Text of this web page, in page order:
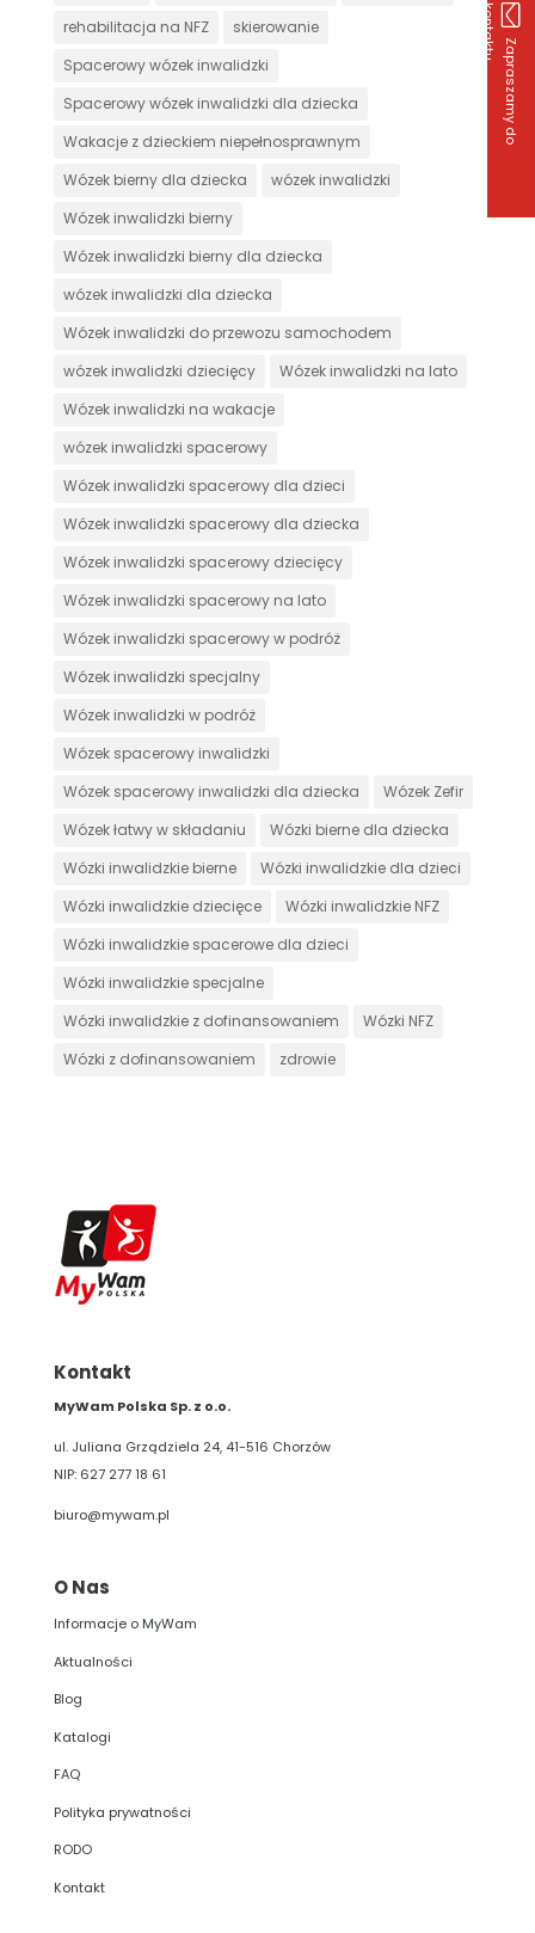
Z
a
p
r
a
s
z
a
m
y
d
o
k
o
n
t
a
k
t
u
rehabilitacja na NFZ
skierowanie
Spacerowy wózek inwalidzki
Spacerowy wózek inwalidzki dla dziecka
Wakacje z dzieckiem niepełnosprawnym
Wózek bierny dla dziecka
wózek inwalidzki
Wózek inwalidzki bierny
Wózek inwalidzki bierny dla dziecka
wózek inwalidzki dla dziecka
Wózek inwalidzki do przewozu samochodem
wózek inwalidzki dziecięcy
Wózek inwalidzki na lato
Wózek inwalidzki na wakacje
wózek inwalidzki spacerowy
Wózek inwalidzki spacerowy dla dzieci
Wózek inwalidzki spacerowy dla dziecka
Wózek inwalidzki spacerowy dziecięcy
Wózek inwalidzki spacerowy na lato
Wózek inwalidzki spacerowy w podróż
Wózek inwalidzki specjalny
Wózek inwalidzki w podróż
Wózek spacerowy inwalidzki
Wózek spacerowy inwalidzki dla dziecka
Wózek Zefir
Wózek łatwy w składaniu
Wózki bierne dla dziecka
Wózki inwalidzkie bierne
Wózki inwalidzkie dla dzieci
Wózki inwalidzkie dziecięce
Wózki inwalidzkie NFZ
Wózki inwalidzkie spacerowe dla dzieci
Wózki inwalidzkie specjalne
Wózki inwalidzkie z dofinansowaniem
Wózki NFZ
Wózki z dofinansowaniem
zdrowie
Kontakt
MyWam Polska Sp. z o.o.
ul. Juliana Grządziela 24, 41-516 Chorzów
NIP: 627 277 18 61
biuro@mywam.pl
O Nas
Informacje o MyWam
Aktualności
Blog
Katalogi
FAQ
Polityka prywatności
RODO
Kontakt